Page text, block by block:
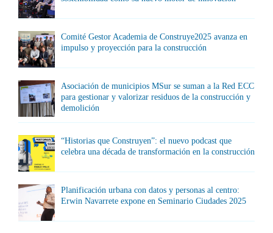
Comité Gestor Academia de Construye2025 avanza en
impulso y proyección para la construcción
Asociación de municipios MSur se suman a la Red ECC
para gestionar y valorizar residuos de la construcción y
demolición
“Historias que Construyen”: el nuevo podcast que
celebra una década de transformación en la construcción
Planificación urbana con datos y personas al centro:
Erwin Navarrete expone en Seminario Ciudades 2025